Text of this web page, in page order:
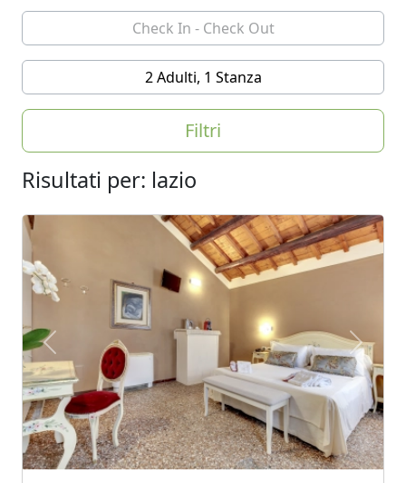
2 Adulti, 1 Stanza
Filtri
Risultati per: lazio
Previous Next